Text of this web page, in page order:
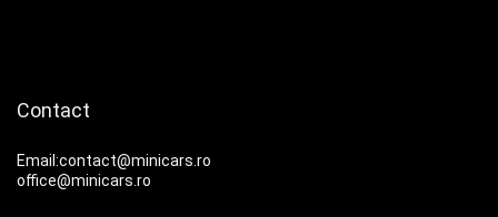
Contact
Email:contact@minicars.ro
office@minicars.ro